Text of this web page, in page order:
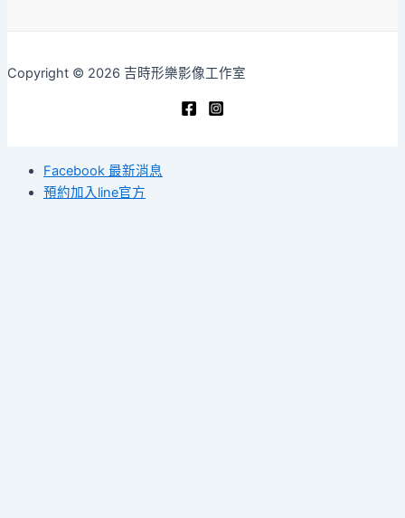
Copyright © 2026 吉時形樂影像工作室
Facebook 最新消息
預約加入line官方